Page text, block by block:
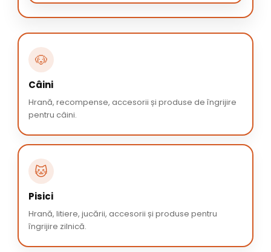
🐶
Câini
Hrană, recompense, accesorii și produse de îngrijire
pentru câini.
🐱
Pisici
Hrană, litiere, jucării, accesorii și produse pentru
îngrijire zilnică.